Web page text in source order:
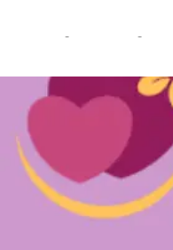
humana que flui
críticos, em todo o
divina de Jesus,
bíblicos sobre a sua